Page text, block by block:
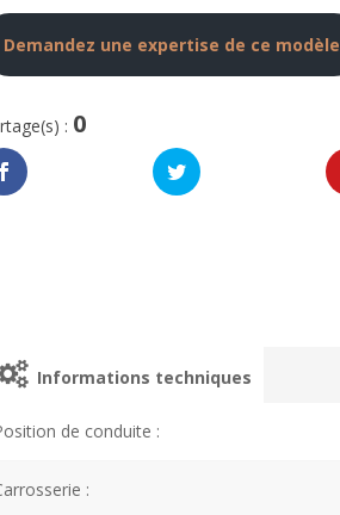
Demandez une expertise de ce modèle
: 0
Informations techniques
de conduite :
: